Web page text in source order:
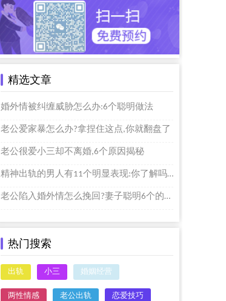
精选文章
婚外情被纠缠威胁怎么办:6个聪明做法
老公爱家暴怎么办?拿捏住这点,你就翻盘了
老公很爱小三却不离婚,6个原因揭秘
精神出轨的男人有11个明显表现:你了解吗？
老公陷入婚外情怎么挽回?妻子聪明6个的做法
热门搜索
出轨 小三 婚姻经营
两性情感 老公出轨 恋爱技巧